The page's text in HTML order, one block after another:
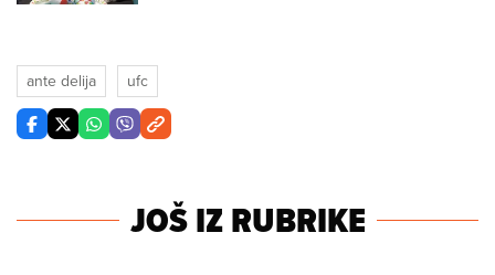
ante delija ufc
JOŠ IZ RUBRIKE